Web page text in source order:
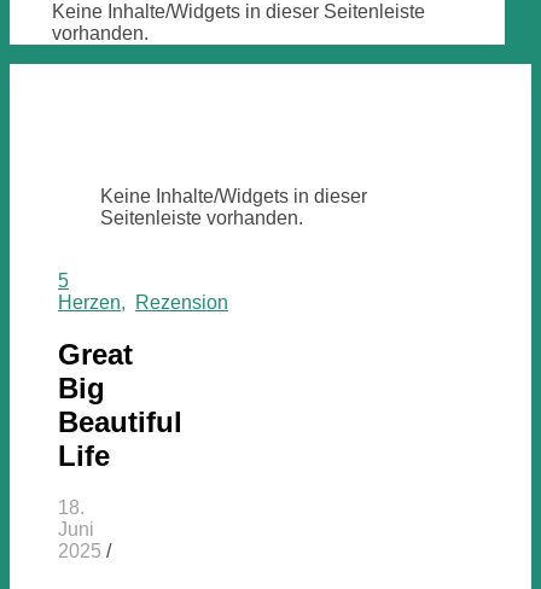
Keine Inhalte/Widgets in dieser Seitenleiste
vorhanden.
Keine Inhalte/Widgets in dieser
Seitenleiste vorhanden.
5
Herzen, Rezension
Great
Big
Beautiful
Life
18.
Juni
2025 /